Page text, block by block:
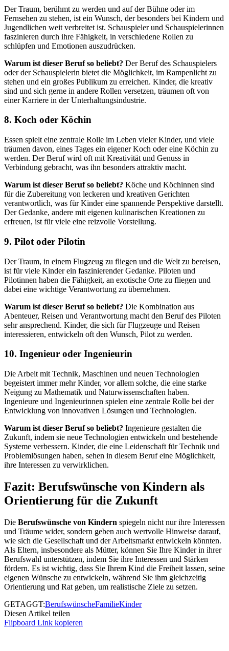
Der Traum, berühmt zu werden und auf der Bühne oder im
Fernsehen zu stehen, ist ein Wunsch, der besonders bei Kindern und
Jugendlichen weit verbreitet ist. Schauspieler und Schauspielerinnen
faszinieren durch ihre Fähigkeit, in verschiedene Rollen zu
schlüpfen und Emotionen auszudrücken.
Warum ist dieser Beruf so beliebt? Der Beruf des Schauspielers
oder der Schauspielerin bietet die Möglichkeit, im Rampenlicht zu
stehen und ein großes Publikum zu erreichen. Kinder, die kreativ
sind und sich gerne in andere Rollen versetzen, träumen oft von
einer Karriere in der Unterhaltungsindustrie.
8. Koch oder Köchin
Essen spielt eine zentrale Rolle im Leben vieler Kinder, und viele
träumen davon, eines Tages ein eigener Koch oder eine Köchin zu
werden. Der Beruf wird oft mit Kreativität und Genuss in
Verbindung gebracht, was ihn besonders attraktiv macht.
Warum ist dieser Beruf so beliebt? Köche und Köchinnen sind
für die Zubereitung von leckeren und kreativen Gerichten
verantwortlich, was für Kinder eine spannende Perspektive darstellt.
Der Gedanke, andere mit eigenen kulinarischen Kreationen zu
erfreuen, ist für viele eine reizvolle Vorstellung.
9. Pilot oder Pilotin
Der Traum, in einem Flugzeug zu fliegen und die Welt zu bereisen,
ist für viele Kinder ein faszinierender Gedanke. Piloten und
Pilotinnen haben die Fähigkeit, an exotische Orte zu fliegen und
dabei eine wichtige Verantwortung zu übernehmen.
Warum ist dieser Beruf so beliebt? Die Kombination aus
Abenteuer, Reisen und Verantwortung macht den Beruf des Piloten
sehr ansprechend. Kinder, die sich für Flugzeuge und Reisen
interessieren, entwickeln oft den Wunsch, Pilot zu werden.
10. Ingenieur oder Ingenieurin
Die Arbeit mit Technik, Maschinen und neuen Technologien
begeistert immer mehr Kinder, vor allem solche, die eine starke
Neigung zu Mathematik und Naturwissenschaften haben.
Ingenieure und Ingenieurinnen spielen eine zentrale Rolle bei der
Entwicklung von innovativen Lösungen und Technologien.
Warum ist dieser Beruf so beliebt? Ingenieure gestalten die
Zukunft, indem sie neue Technologien entwickeln und bestehende
Systeme verbessern. Kinder, die eine Leidenschaft für Technik und
Problemlösungen haben, sehen in diesem Beruf eine Möglichkeit,
ihre Interessen zu verwirklichen.
Fazit: Berufswünsche von Kindern als
Orientierung für die Zukunft
Die Berufswünsche von Kindern spiegeln nicht nur ihre Interessen
und Träume wider, sondern geben auch wertvolle Hinweise darauf,
wie sich die Gesellschaft und der Arbeitsmarkt entwickeln könnten.
Als Eltern, insbesondere als Mütter, können Sie Ihre Kinder in ihrer
Berufswahl unterstützen, indem Sie ihre Interessen und Stärken
fördern. Es ist wichtig, dass Sie Ihrem Kind die Freiheit lassen, seine
eigenen Wünsche zu entwickeln, während Sie ihm gleichzeitig
Orientierung und Rat geben, um realistische Ziele zu setzen.
GETAGGT:BerufswünscheFamilieKinder
Diesen Artikel teilen
Flipboard Link kopieren